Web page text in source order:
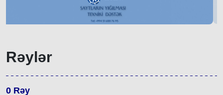
Rəylər
0 Rəy